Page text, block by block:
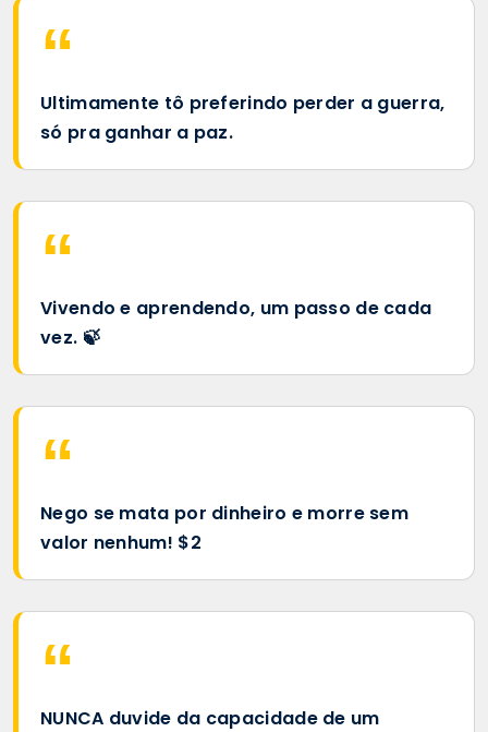
Ultimamente tô preferindo perder a guerra,
só pra ganhar a paz.
Vivendo e aprendendo, um passo de cada
vez. 🍃
Nego se mata por dinheiro e morre sem
valor nenhum! $2
NUNCA duvide da capacidade de um